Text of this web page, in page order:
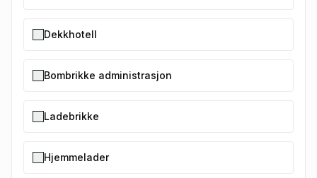
Dekkhotell
Bombrikke administrasjon
Ladebrikke
Hjemmelader